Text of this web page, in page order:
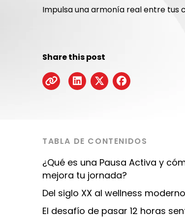
Impulsa una armonía real entre tus
Share this post
TABLA DE CONTENIDOS
¿Qué es una Pausa Activa y
mejora tu jornada?
Del siglo XX al wellness moderno
El desafío de pasar 12 horas